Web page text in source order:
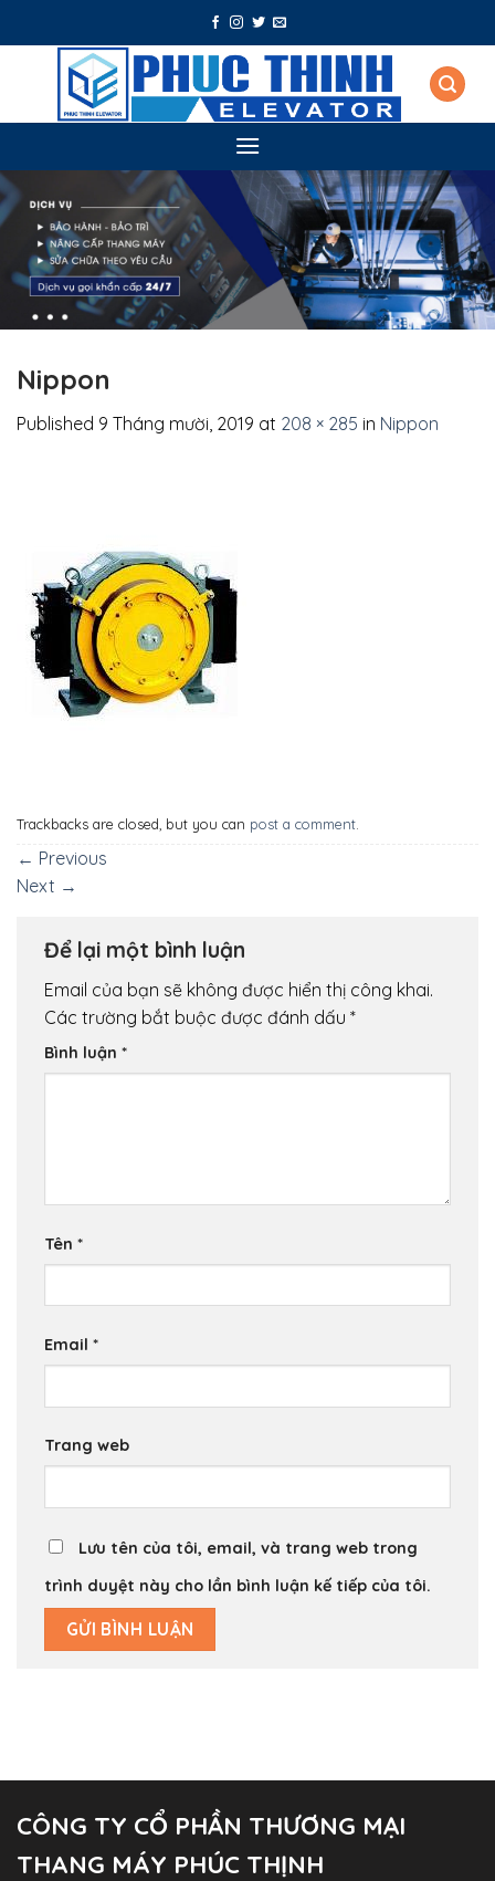
to
Nippon
Published 9 Tháng mười, 2019 at 208 × 285 in Nippon
Trackbacks are closed, but you can post a comment.
← Previous
Next →
Để lại một bình luận
Email của bạn sẽ không được hiển thị công khai.
Các trường bắt buộc được đánh dấu *
Bình luận *
Tên *
Email *
Trang web
Lưu tên của tôi, email, và trang web trong
trình duyệt này cho lần bình luận kế tiếp của tôi.
CÔNG TY CỔ PHẦN THƯƠNG MẠI
THANG MÁY PHÚC THỊNH